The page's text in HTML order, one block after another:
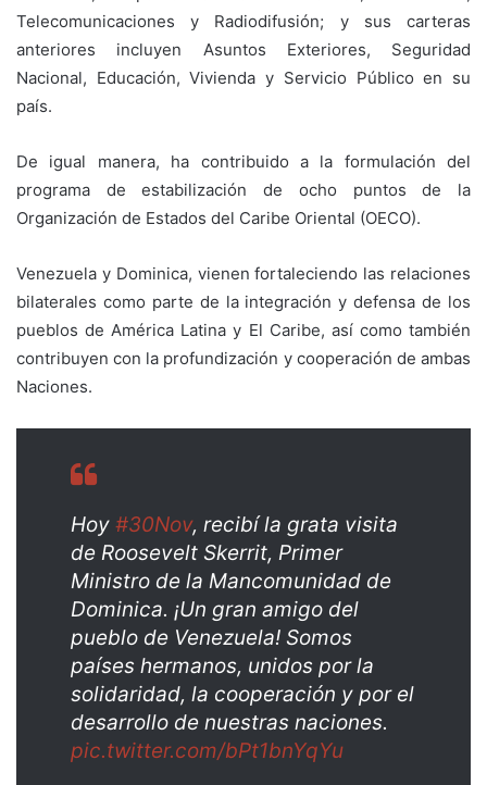
Telecomunicaciones y Radiodifusión; y sus carteras
anteriores incluyen Asuntos Exteriores, Seguridad
Nacional, Educación, Vivienda y Servicio Público en su
país.
De igual manera, ha contribuido a la formulación del
programa de estabilización de ocho puntos de la
Organización de Estados del Caribe Oriental (OECO).
Venezuela y Dominica, vienen fortaleciendo las relaciones
bilaterales como parte de la integración y defensa de los
pueblos de América Latina y El Caribe, así como también
contribuyen con la profundización y cooperación de ambas
Naciones.
Hoy #30Nov, recibí la grata visita
de Roosevelt Skerrit, Primer
Ministro de la Mancomunidad de
Dominica. ¡Un gran amigo del
pueblo de Venezuela! Somos
países hermanos, unidos por la
solidaridad, la cooperación y por el
desarrollo de nuestras naciones.
pic.twitter.com/bPt1bnYqYu